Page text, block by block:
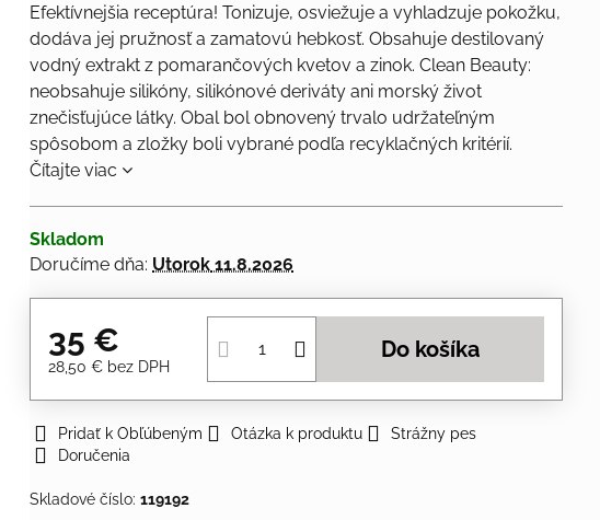
Efektívnejšia receptúra! Tonizuje, osviežuje a vyhladzuje pokožku,
dodáva jej pružnosť a zamatovú hebkosť. Obsahuje destilovaný
vodný extrakt z pomarančových kvetov a zinok. Clean Beauty:
neobsahuje silikóny, silikónové deriváty ani morský život
znečisťujúce látky. Obal bol obnovený trvalo udržateľným
spôsobom a zložky boli vybrané podľa recyklačných kritérií.
Čítajte viac
Skladom
Doručíme dňa: Utorok 11.8.2026
35 €
28,50 € bez DPH
Do košíka
Pridať k Obľúbeným Otázka k produktu
Strážny pes
Doručenia
Skladové číslo:119192